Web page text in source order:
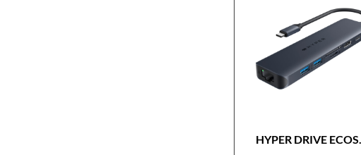
HYPER DRIVE ECOS...